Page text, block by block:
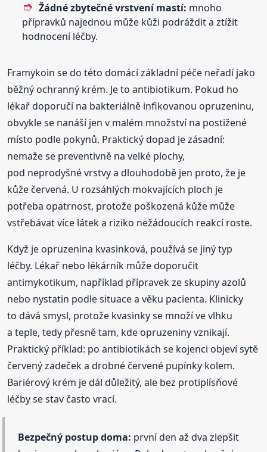
Žádné zbytečné vrstvení mastí: mnoho
přípravků najednou může kůži podráždit a ztížit
hodnocení léčby.
Framykoin se do této domácí základní péče neřadí jako
běžný ochranný krém. Je to antibiotikum. Pokud ho
lékař doporučí na bakteriálně infikovanou opruzeninu,
obvykle se nanáší jen v malém množství na postižené
místo podle pokynů. Praktický dopad je zásadní:
nemaže se preventivně na velké plochy,
pod neprodyšné vrstvy a dlouhodobě jen proto, že je
kůže červená. U rozsáhlých mokvajících ploch je
potřeba opatrnost, protože poškozená kůže může
vstřebávat více látek a riziko nežádoucích reakcí roste.
Když je opruzenina kvasinková, používá se jiný typ
léčby. Lékař nebo lékárník může doporučit
antimykotikum, například přípravek ze skupiny azolů
nebo nystatin podle situace a věku pacienta. Klinicky
to dává smysl, protože kvasinky se množí ve vlhku
a teple, tedy přesně tam, kde opruzeniny vznikají.
Praktický příklad: po antibiotikách se kojenci objeví sytě
červený zadeček a drobné červené pupínky kolem.
Bariérový krém je dál důležitý, ale bez protiplísňové
léčby se stav často vrací.
Bezpečný postup doma: první den až dva zlepšit